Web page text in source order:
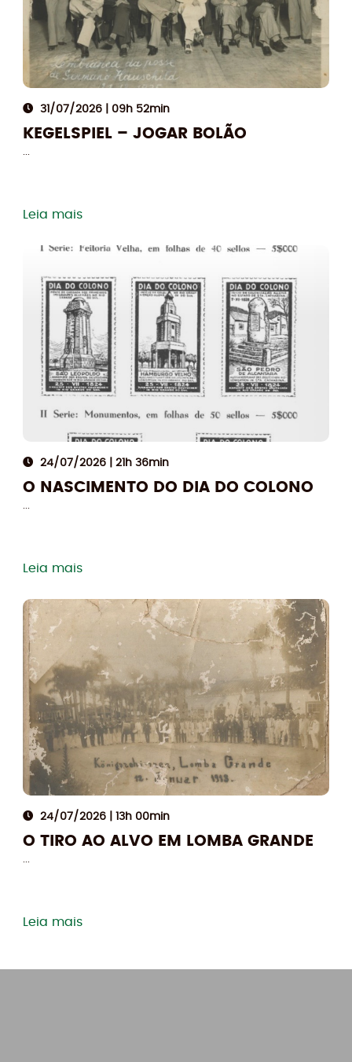
Compartilhe
31/07/2026 | 09h 52min
KEGELSPIEL – JOGAR BOLÃO
...
Leia mais
Compartilhe
24/07/2026 | 21h 36min
O NASCIMENTO DO DIA DO COLONO
...
Leia mais
Compartilhe
24/07/2026 | 13h 00min
O TIRO AO ALVO EM LOMBA GRANDE
...
Leia mais